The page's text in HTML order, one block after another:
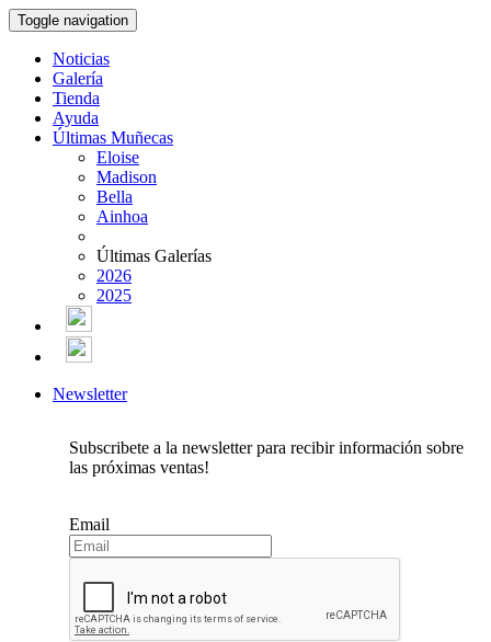
Toggle navigation
Noticias
Galería
Tienda
Ayuda
Últimas Muñecas
Eloise
Madison
Bella
Ainhoa
Últimas Galerías
2026
2025
Newsletter
Subscribete a la newsletter para recibir información sobre
las próximas ventas!
Email